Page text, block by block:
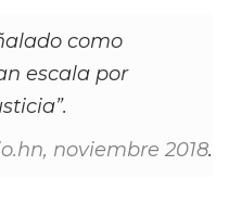
como
escala por
noviembre 2018.